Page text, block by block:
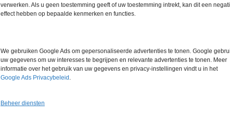
verwerken. Als u geen toestemming geeft of uw toestemming intrekt, kan dit een
effect hebben op bepaalde kenmerken en functies.
We gebruiken Google Ads om gepersonaliseerde advertenties te tonen. Google
uw gegevens om uw interesses te begrijpen en relevante advertenties te tonen. Meer
informatie over het gebruik van uw gegevens en privacy-instellingen vindt u in het
Google Ads Privacybeleid .
Beheer diensten
Gerelateerde producten